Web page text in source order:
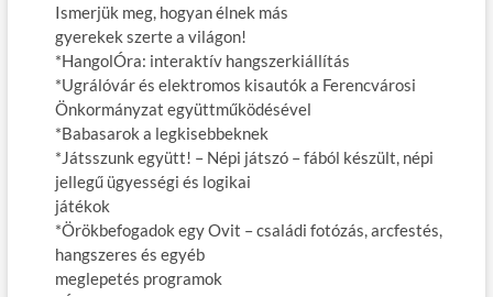
Ismerjük meg, hogyan élnek más
gyerekek szerte a világon!
*HangolÓra: interaktív hangszerkiállítás
*Ugrálóvár és elektromos kisautók a Ferencvárosi
Önkormányzat együttműködésével
*Babasarok a legkisebbeknek
*Játsszunk együtt! – Népi játszó – fából készült, népi
jellegű ügyességi és logikai
játékok
*Örökbefogadok egy Ovit – családi fotózás, arcfestés,
hangszeres és egyéb
meglepetés programok